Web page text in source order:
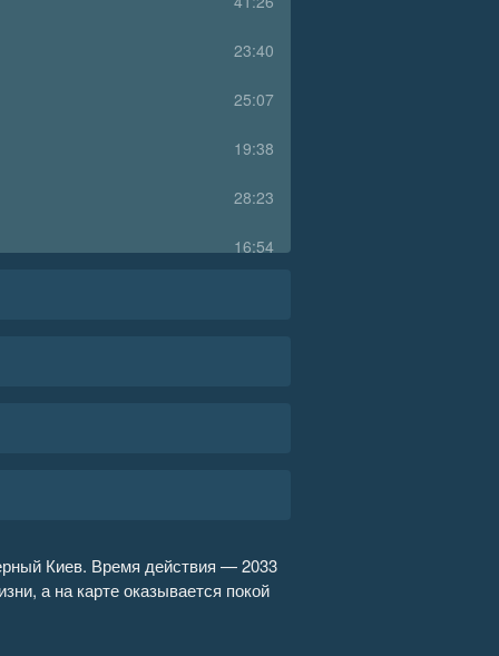
23:40
25:07
19:38
28:23
16:54
19:02
Киев. Время действия — 2033
а на карте оказывается покой